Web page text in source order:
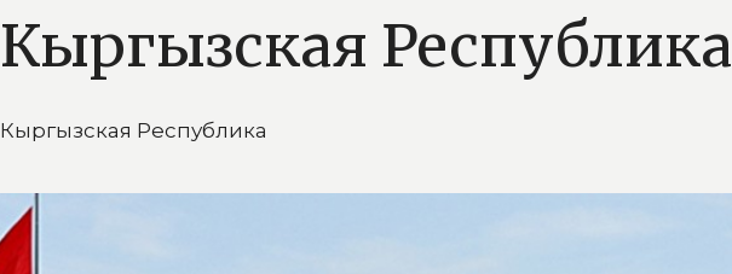
Кыргызская Республика
Кыргызская Республика